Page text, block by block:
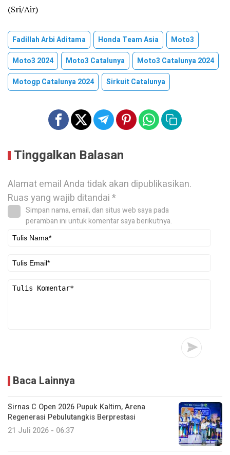
(Sri/Air)
Fadillah Arbi Aditama Honda Team Asia
Moto3
Moto3 2024
Moto3 Catalunya
Moto3 Catalunya 2024
Motogp Catalunya 2024
Sirkuit Catalunya
Tinggalkan Balasan
Alamat email Anda tidak akan dipublikasikan.
Ruas yang wajib ditandai*
Simpan nama, email, dan situs web saya pada
peramban ini untuk komentar saya berikutnya.
Baca Lainnya
Sirnas C Open 2026 Pupuk Kaltim, Arena
Regenerasi Pebulutangkis Berprestasi
21 Juli 2026 - 06:37